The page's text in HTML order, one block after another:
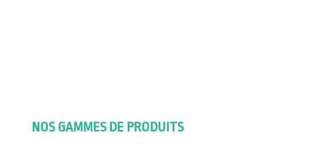
NOS GAMMES DE PRODUITS